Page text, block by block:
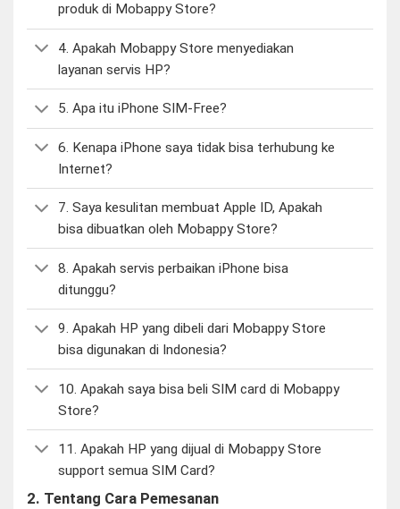
produk di Mobappy Store?
4. Apakah Mobappy Store menyediakan
layanan servis HP?
5. Apa itu iPhone SIM-Free?
6. Kenapa iPhone saya tidak bisa terhubung ke
Internet?
7. Saya kesulitan membuat Apple ID, Apakah
bisa dibuatkan oleh Mobappy Store?
8. Apakah servis perbaikan iPhone bisa
ditunggu?
9. Apakah HP yang dibeli dari Mobappy Store
bisa digunakan di Indonesia?
10. Apakah saya bisa beli SIM card di Mobappy
Store?
11. Apakah HP yang dijual di Mobappy Store
support semua SIM Card?
2. Tentang Cara Pemesanan